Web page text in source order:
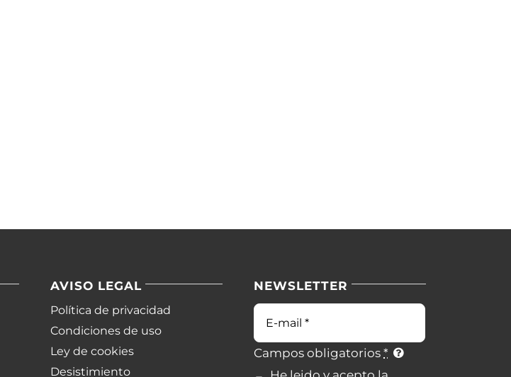
AVISO LEGAL
Política de privacidad
Condiciones de uso
Ley de cookies
Desistimiento
NEWSLETTER
Correo
electrónico
Campos obligatorios*